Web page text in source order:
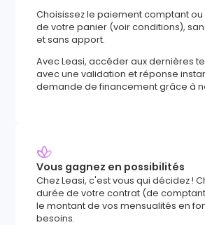
Choisissez le paiement comptant
de votre panier (voir conditions),
et sans apport.
Avec Leasi, accéder aux dernières
avec une validation et réponse
demande de financement grâce à
Vous gagnez en possibilités
Chez Leasi, c'est vous qui décidez !
durée de votre contrat (de
le montant de vos mensualités en
besoins.